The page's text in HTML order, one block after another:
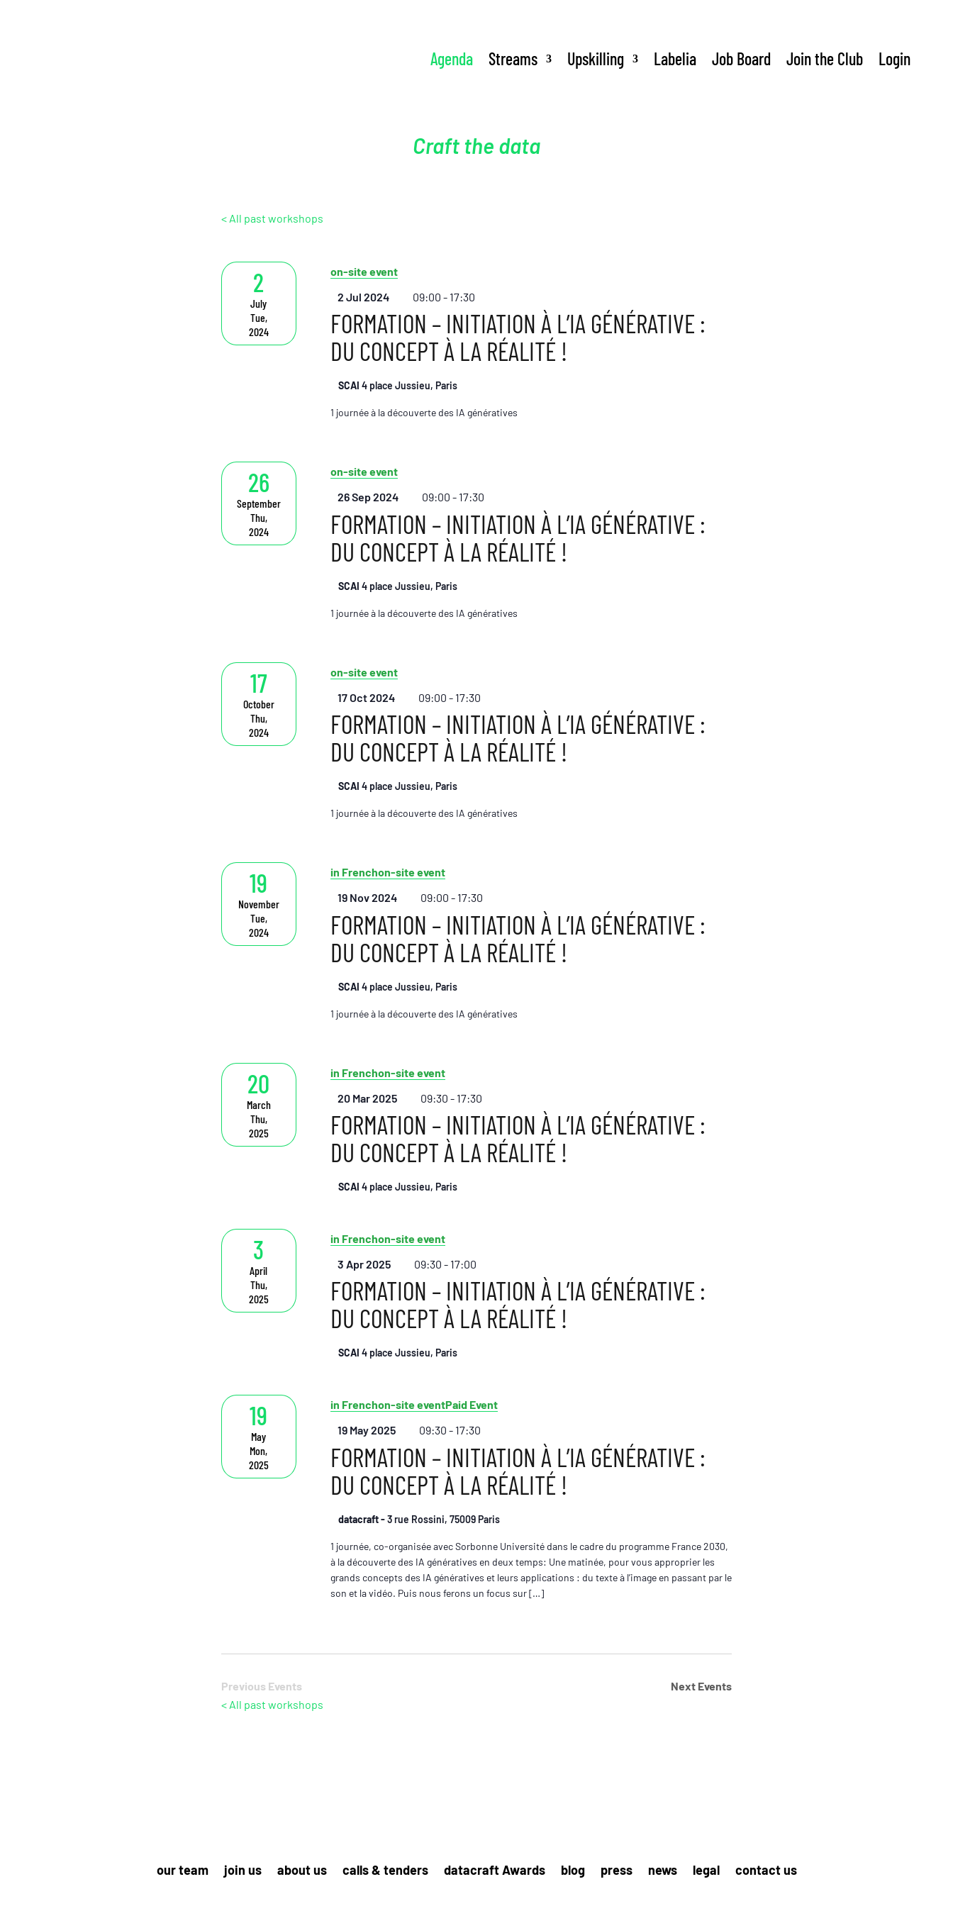
Agenda Streams Upskilling Labelia Job Board Join the Club Login
Craft the data
< All past workshops
2
July
Tue,
2024
FORMATION – INITIATION À L’IA GÉNÉRATIVE :
DU CONCEPT À LA RÉALITÉ !
on-site event
2 Jul 2024
09:00 - 17:30
SCAI 4 place Jussieu, Paris
1 journée à la découverte des IA génératives
26
September
Thu,
2024
FORMATION – INITIATION À L’IA GÉNÉRATIVE :
DU CONCEPT À LA RÉALITÉ !
on-site event
26 Sep 2024
09:00 - 17:30
SCAI 4 place Jussieu, Paris
1 journée à la découverte des IA génératives
17
October
Thu,
2024
FORMATION – INITIATION À L’IA GÉNÉRATIVE :
DU CONCEPT À LA RÉALITÉ !
on-site event
17 Oct 2024
09:00 - 17:30
SCAI 4 place Jussieu, Paris
1 journée à la découverte des IA génératives
19
November
Tue,
2024
FORMATION – INITIATION À L’IA GÉNÉRATIVE :
DU CONCEPT À LA RÉALITÉ !
in Frenchon-site event
19 Nov 2024
09:00 - 17:30
SCAI 4 place Jussieu, Paris
1 journée à la découverte des IA génératives
20
March
Thu,
2025
FORMATION – INITIATION À L’IA GÉNÉRATIVE :
DU CONCEPT À LA RÉALITÉ !
in Frenchon-site event
20 Mar 2025
09:30 - 17:30
SCAI 4 place Jussieu, Paris
3
April
Thu,
2025
FORMATION – INITIATION À L’IA GÉNÉRATIVE :
DU CONCEPT À LA RÉALITÉ !
in Frenchon-site event
3 Apr 2025
09:30 - 17:00
SCAI 4 place Jussieu, Paris
19
May
Mon,
2025
FORMATION – INITIATION À L’IA GÉNÉRATIVE :
DU CONCEPT À LA RÉALITÉ !
in Frenchon-site eventPaid Event
19 May 2025
09:30 - 17:30
datacraft -3 rue Rossini, 75009 Paris
1 journée, co-organisée avec Sorbonne Université dans le cadre du programme France 2030,
à la découverte des IA génératives en deux temps: Une matinée, pour vous approprier les
grands concepts des IA génératives et leurs applications : du texte à l’image en passant par le
son et la vidéo. Puis nous ferons un focus sur […]
Previous Events Next Events
< All past workshops
our team join us about us calls & tenders datacraft Awards blog press news legal contact us